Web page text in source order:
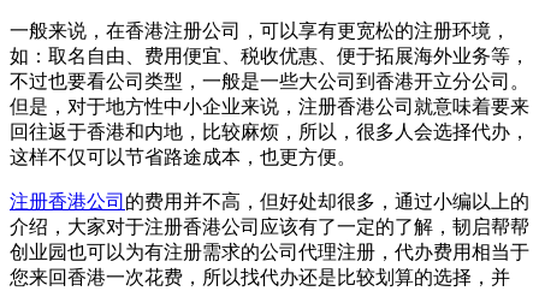
一般来说，在香港注册公司，可以享有更宽松的注册环境，
如：取名自由、费用便宜、税收优惠、便于拓展海外业务等，
不过也要看公司类型，一般是一些大公司到香港开立分公司。
但是，对于地方性中小企业来说，注册香港公司就意味着要来
回往返于香港和内地，比较麻烦，所以，很多人会选择代办，
这样不仅可以节省路途成本，也更方便。
注册香港公司 的费用并不高，但好处却很多，通过小编以上的
介绍，大家对于注册香港公司应该有了一定的了解，韧启帮帮
创业园也可以为有注册需求的公司代理注册，代办费用相当于
您来回香港一次花费，所以找代办还是比较划算的选择，并